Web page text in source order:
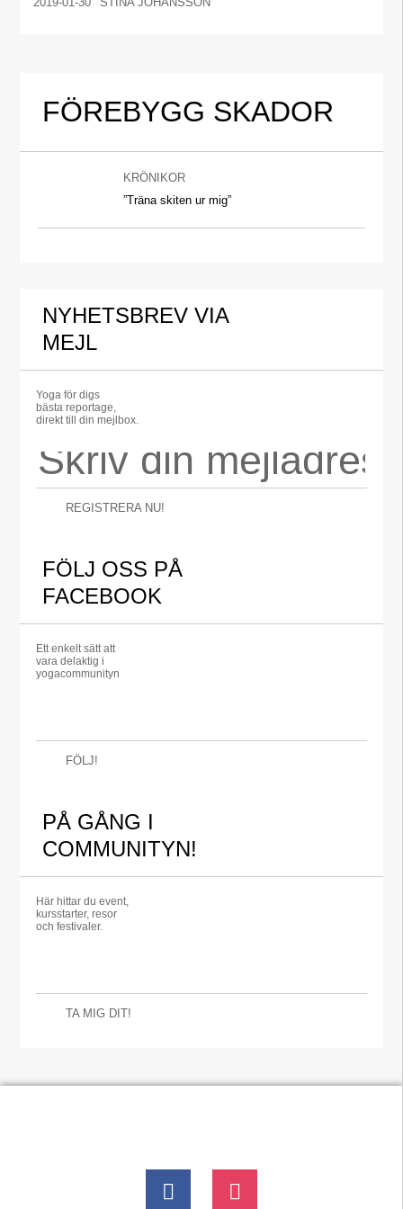
FÖREBYGG SKADOR
KRÖNIKOR
”Träna skiten ur mig”
NYHETSBREV VIA
MEJL
Yoga för digs
bästa reportage,
direkt till din mejlbox.
REGISTRERA NU!
FÖLJ OSS PÅ
FACEBOOK
Ett enkelt sätt att
vara delaktig i
yogacommunityn
FÖLJ!
PÅ GÅNG I
COMMUNITYN!
Här hittar du event,
kursstarter, resor
och festivaler.
TA MIG DIT!